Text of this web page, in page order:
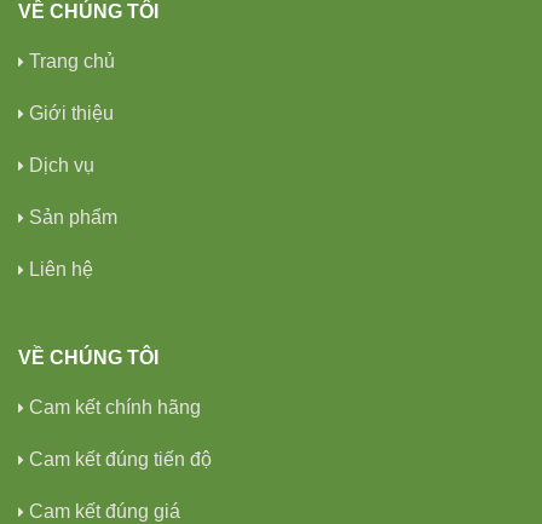
VỀ CHÚNG TÔI
Trang chủ
Giới thiệu
Dịch vụ
Sản phẩm
Liên hệ
VỀ CHÚNG TÔI
Cam kết chính hãng
Cam kết đúng tiến độ
Cam kết đúng giá